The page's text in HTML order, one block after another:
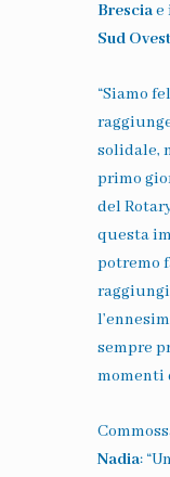
Bresciae
Sud
“Siamo
solidale,
primo
del
questa
potremo
sempre
momenti
Nadia: “